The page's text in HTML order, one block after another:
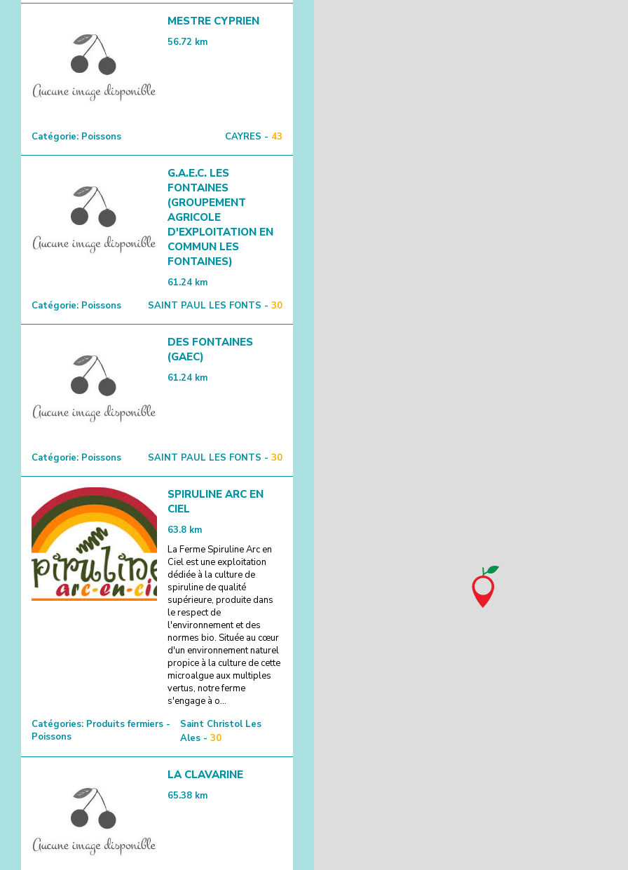
MESTRE CYPRIEN
56.72 km
Catégorie: Poissons CAYRES - 43
G.A.E.C. LES
FONTAINES
(GROUPEMENT
AGRICOLE
D'EXPLOITATION EN
COMMUN LES
FONTAINES)
61.24 km
Catégorie: Poissons SAINT PAUL LES FONTS - 30
DES FONTAINES
(GAEC)
61.24 km
Catégorie: Poissons SAINT PAUL LES FONTS - 30
SPIRULINE ARC EN
CIEL
63.8 km
La Ferme Spiruline Arc en
Ciel est une exploitation
dédiée à la culture de
spiruline de qualité
supérieure, produite dans
le respect de
l'environnement et des
normes bio. Située au cœur
d'un environnement naturel
propice à la culture de cette
microalgue aux multiples
vertus, notre ferme
s'engage à o...
Catégories: Produits fermiers -
Poissons
Saint Christol Les
Ales - 30
LA CLAVARINE
65.38 km